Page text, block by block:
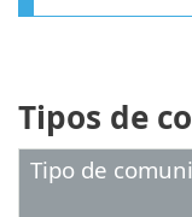
Tipos de
Tipo de